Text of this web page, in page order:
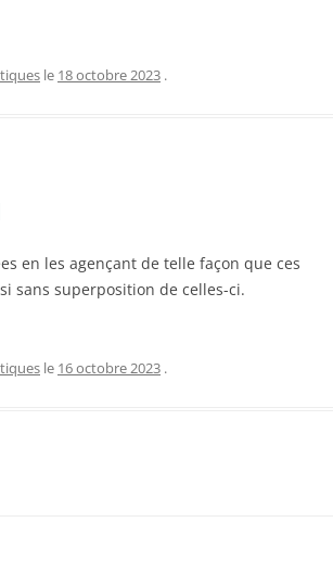
le 18 octobre 2023 .
en les agençant de telle façon que ces
sans superposition de celles-ci.
le 16 octobre 2023 .